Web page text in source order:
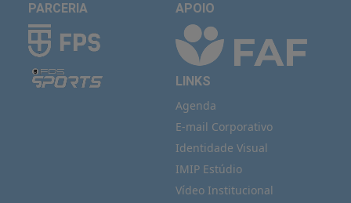
PARCERIA APOIO
LINKS
Agenda
E-mail Corporativo
Identidade Visual
IMIP Estúdio
Vídeo Institucional